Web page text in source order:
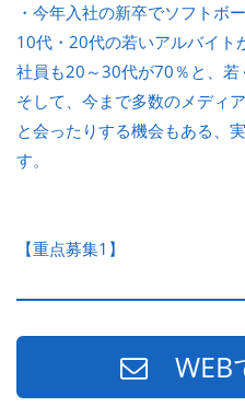
・今年入社の新卒でソフトボ
10代・20代の若いアルバイト
社員も20～30代が70％と、
そして、今まで多数のメディ
と会ったりする機会もある、
す。
【重点募集1】
WEB